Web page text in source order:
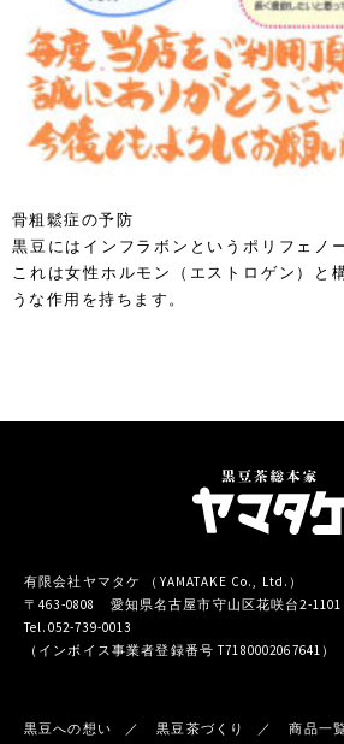
骨粗鬆症の予防
黒豆にはインフラボンというポリフェノ
これは女性ホルモン（エストロゲン）と
うな作用を持ちます。
有限会社ヤマタケ （YAMATAKE Co., Ltd.）
〒463-0808 愛知県名古屋市守山区花咲台2-1101
Tel.052-739-0013
（インボイス事業者登録番号 T7180002067641）
黒豆への想い 黒豆茶づくり 商品一